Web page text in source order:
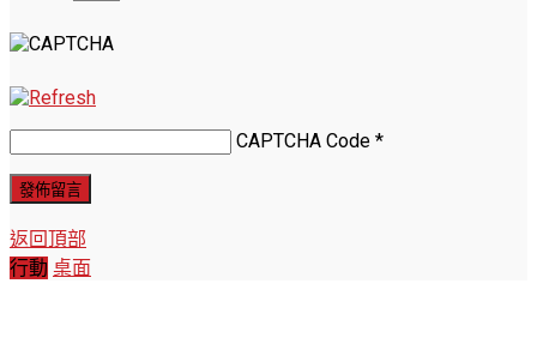
CAPTCHA Code *
返回頂部
行動 桌面